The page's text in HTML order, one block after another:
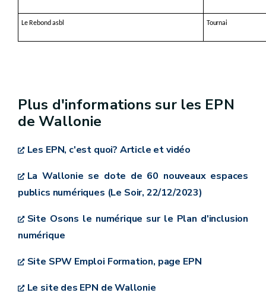
Le Rebond asbl Tournai
Plus d'informations sur les EPN
de Wallonie
Les EPN, c'est quoi? Article et vidéo
La Wallonie se dote de 60 nouveaux espaces
publics numériques (Le Soir, 22/12/2023)
Site Osons le numérique sur le Plan d'inclusion
numérique
Site SPW Emploi Formation, page EPN
Le site des EPN de Wallonie